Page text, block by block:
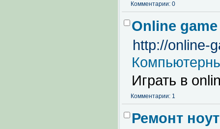
Комментарии: 0
Online game
http://online-
Играть в
Комментарии: 1
Ремонт